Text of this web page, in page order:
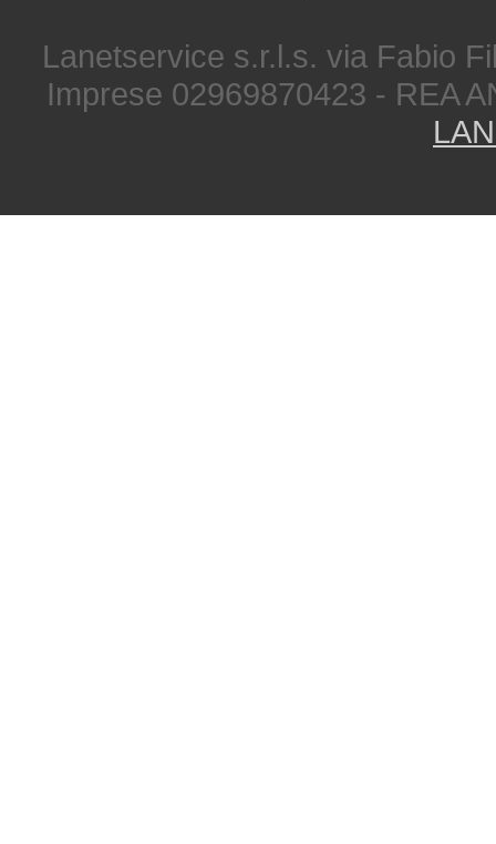
Lanetservice s.r.l.s. via Fabio
Imprese 02969870423 - REA